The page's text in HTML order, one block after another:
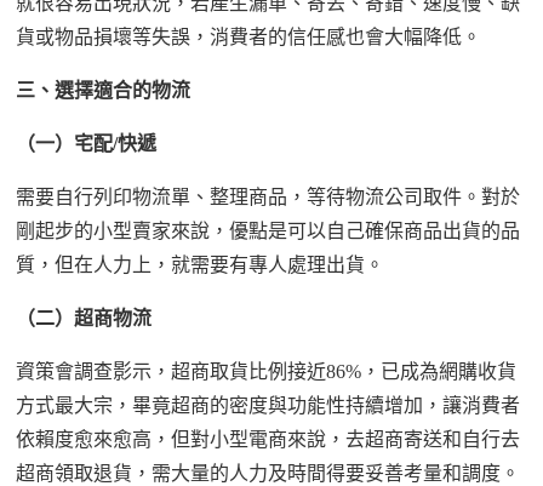
貨或物品損壞等失誤，消費者的信任感也會大幅降低。
三、選擇適合的物流
（一）宅配/快遞
需要自行列印物流單、整理商品，等待物流公司取件。對於
剛起步的小型賣家來說，優點是可以自己確保商品出貨的品
質，但在人力上，就需要有專人處理出貨。
（二）超商物流
資策會調查影示，超商取貨比例接近86% ，已成為網購收貨
方式最大宗，畢竟超商的密度與功能性持續增加，讓消費者
依賴度愈來愈高，但對小型電商來說，去超商寄送和自行去
超商領取退貨，需大量的人力及時間得要妥善考量和調度。